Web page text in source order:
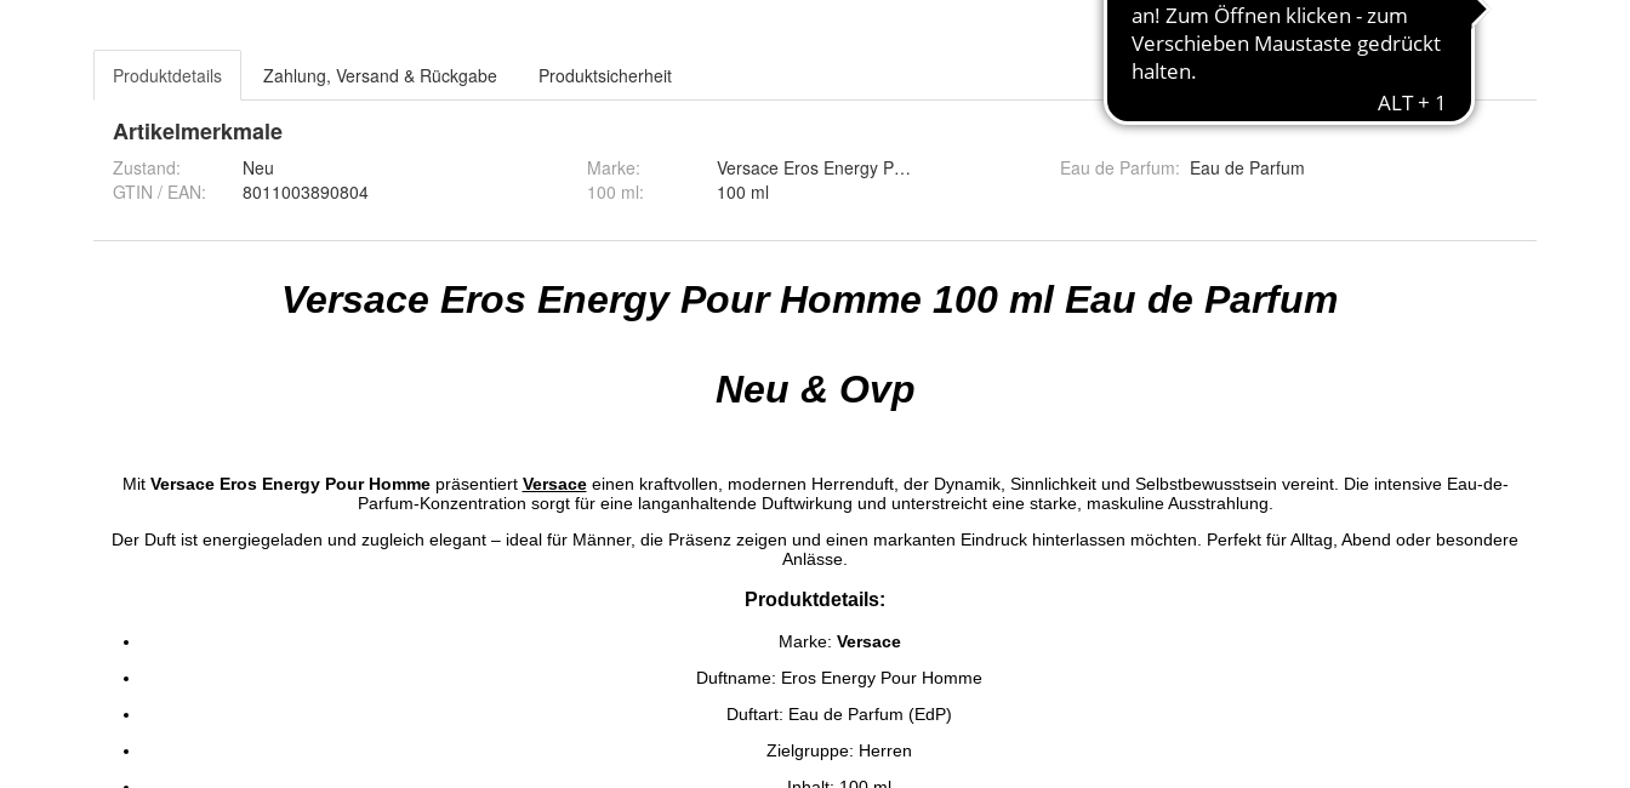
Produktdetails Zahlung, Versand & Rückgabe Produktsicherheit
Artikelmerkmale
Zustand:
Neu
GTIN / EAN:
8011003890804
Marke:
Versace Eros Energy Pour Homme
100 ml: 100 ml
Eau de Parfum: Eau de Parfum